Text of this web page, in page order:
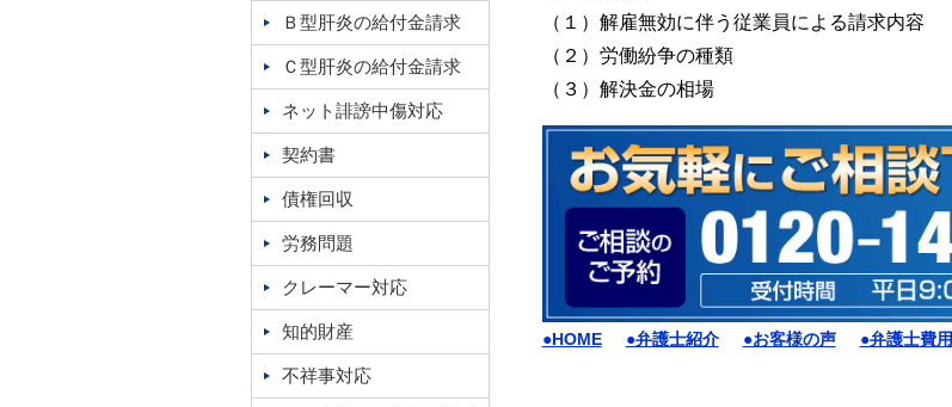
（１）解雇無効に伴う従業員による請求内容
（２）労働紛争の種類
（３）解決金の相場
●HOME ●弁護士紹介 ●お客様の声 ●弁護士費用
Ｂ型肝炎の給付金請求
Ｃ型肝炎の給付金請求
ネット誹謗中傷対応
契約書
債権回収
労務問題
クレーマー対応
知的財産
不祥事対応